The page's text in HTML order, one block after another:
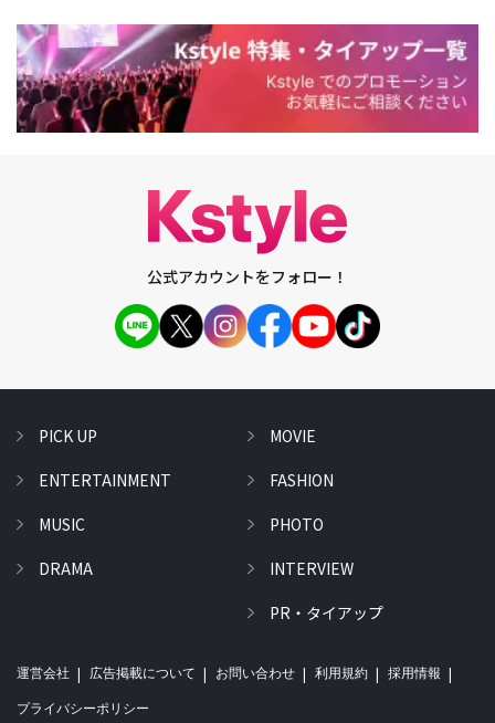
公式アカウントをフォロー！
PICK UP
ENTERTAINMENT
MUSIC
DRAMA
MOVIE
FASHION
PHOTO
INTERVIEW
PR・タイアップ
運営会社 広告掲載について お問い合わせ 利用規約 採用情報
プライバシーポリシー